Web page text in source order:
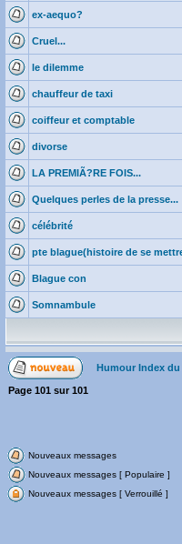
ex-aequo?
Cruel...
le dilemme
chauffeur de taxi
coiffeur et comptable
divorse
LA PREMIÃ?RE FOIS...
Quelques perles de la presse...
célébrité
pte blague(histoire de se
Blague con
Somnambule
Humour Index du
Page 101 sur 101
Nouveaux messages
Nouveaux messages [ Populaire ]
Nouveaux messages [ Verrouillé ]